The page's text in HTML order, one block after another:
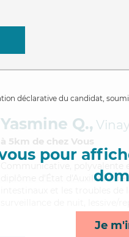
déclarative du candidat,
pour
Je
Yasmine Q., Vinay
à 5km de chez Vous
Communicative
,
diplôme d'État d'Auxiliaire